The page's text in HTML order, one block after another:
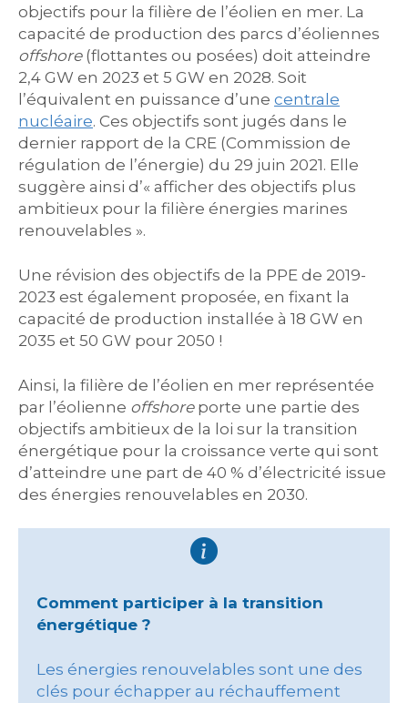
objectifs pour la filière de l’éolien en mer. La
capacité de production des parcs d’éoliennes
offshore(flottantes ou posées) doit atteindre
2,4 GW en 2023 et 5 GW en 2028. Soit
l’équivalent en puissance d’une centrale
nucléaire. Ces objectifs sont jugés dans le
dernier rapport de la CRE (Commission de
régulation de l’énergie) du 29 juin 2021. Elle
suggère ainsi d’« afficher des objectifs plus
ambitieux pour la filière énergies marines
renouvelables ».
Une révision des objectifs de la PPE de 2019-
2023 est également proposée, en fixant la
capacité de production installée à 18 GW en
2035 et 50 GW pour 2050 !
Ainsi, la filière de l’éolien en mer représentée
par l’éolienne offshoreporte une partie des
objectifs ambitieux de la loi sur la transition
énergétique pour la croissance verte qui sont
d’atteindre une part de 40 % d’électricité issue
des énergies renouvelables en 2030.
Comment participer à la transition
énergétique ?
Les énergies renouvelables sont une des
clés pour échapper au réchauffement